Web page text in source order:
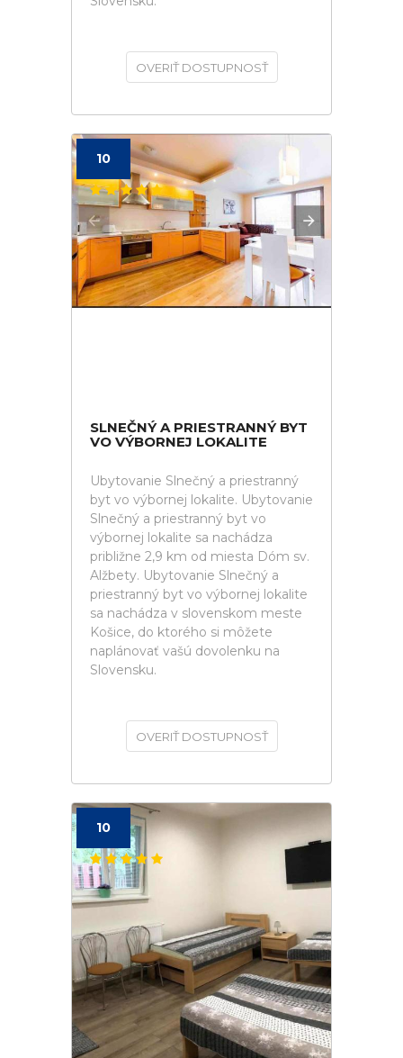
OVERIŤ DOSTUPNOSŤ
10
SLNEČNÝ A PRIESTRANNÝ BYT
VO VÝBORNEJ LOKALITE
Ubytovanie Slnečný a priestranný
byt vo výbornej lokalite. Ubytovanie
Slnečný a priestranný byt vo
výbornej lokalite sa nachádza
približne 2,9 km od miesta Dóm sv.
Alžbety. Ubytovanie Slnečný a
priestranný byt vo výbornej lokalite
sa nachádza v slovenskom meste
Košice, do ktorého si môžete
naplánovať vašú dovolenku na
Slovensku.
OVERIŤ DOSTUPNOSŤ
10